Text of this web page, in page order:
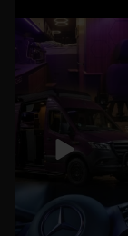
vanmecampervans
Feb 6